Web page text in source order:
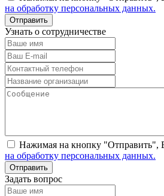
на обработку персональных данных.
Узнать о сотрудничестве
Нажимая на кнопку "Отправить",
на обработку персональных данных.
Задать вопрос